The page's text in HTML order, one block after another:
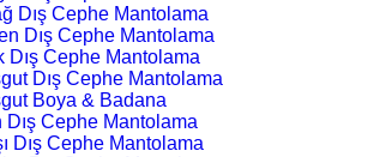
Dış Cephe Mantolama
Dış Cephe Mantolama
Dış Cephe Mantolama
Dış Cephe Mantolama
Boya & Badana
Dış Cephe Mantolama
Dış Cephe Mantolama